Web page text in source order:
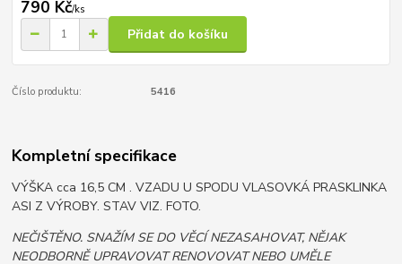
790 Kč/ks
Přidat do košíku
Číslo produktu: 5416
Kompletní specifikace
VÝŠKA cca 16,5 CM . VZADU U SPODU VLASOVKÁ PRASKLINKA
ASI Z VÝROBY. STAV VIZ. FOTO.
NEČIŠTĚNO. SNAŽÍM SE DO VĚCÍ NEZASAHOVAT, NĚJAK
NEODBORNĚ UPRAVOVAT RENOVOVAT NEBO UMĚLE